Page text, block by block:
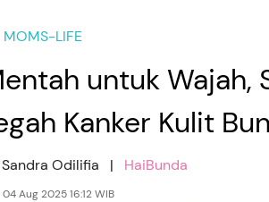
MOMS-LIFE
untuk Wajah,
Kanker Kulit
Sandra Odilifia | HaiBunda
04 Aug 2025 16:12 WIB